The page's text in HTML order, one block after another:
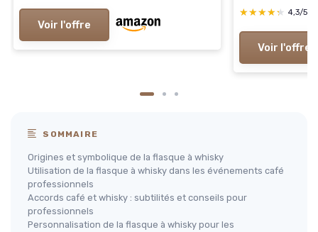
Homme - Pour ami - Année
Voir l'offre
Gravé Gris
★★★★★
★★★★★ 4,3/5
Voir l'offre
SOMMAIRE
Origines et symbolique de la flasque à whisky
Utilisation de la flasque à whisky dans les événements café
professionnels
Accords café et whisky : subtilités et conseils pour
professionnels
Personnalisation de la flasque à whisky pour les